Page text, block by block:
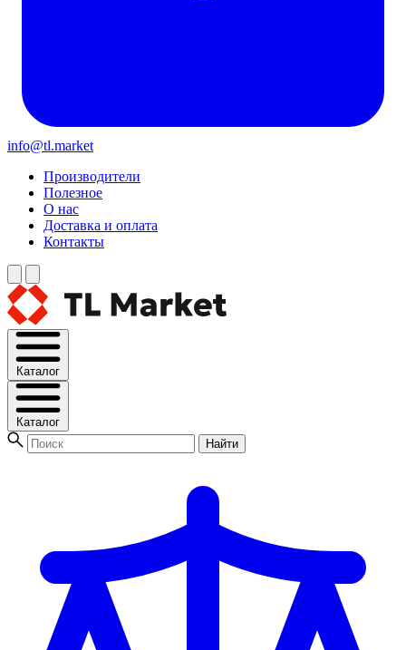
info@tl.market
Производители
Полезное
О нас
Доставка и оплата
Контакты
Каталог
Каталог
Найти